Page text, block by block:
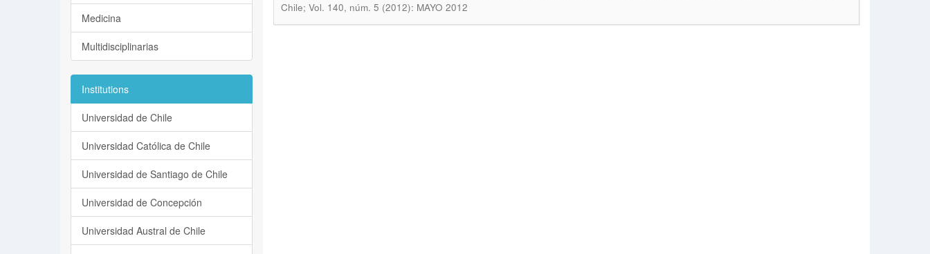
Chile; Vol. 140, núm. 5 (2012): MAYO 2012
Medicina
Multidisciplinarias
Institutions
Universidad de Chile
Universidad Católica de Chile
Universidad de Santiago de Chile
Universidad de Concepción
Universidad Austral de Chile